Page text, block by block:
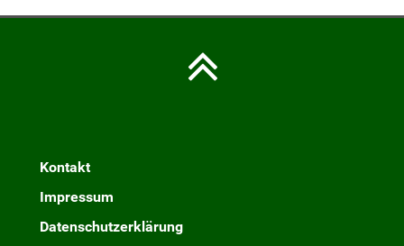
Kontakt
Impressum
Datenschutzerklärung